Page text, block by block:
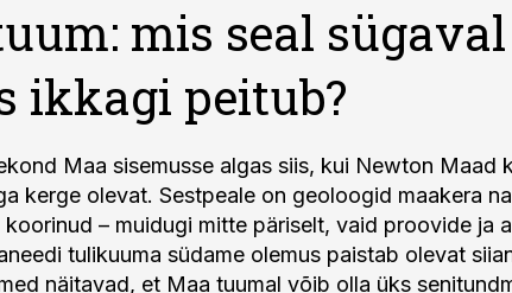
mis seal
ikkagi peitub?
Maa sisemusse algas siis, kui Newton Maad
kerge olevat. Sestpeale on geoloogid maakera
koorinud – muidugi mitte päriselt, vaid proovide ja
tulikuuma südame olemus paistab olevat
näitavad, et Maa tuumal võib olla üks